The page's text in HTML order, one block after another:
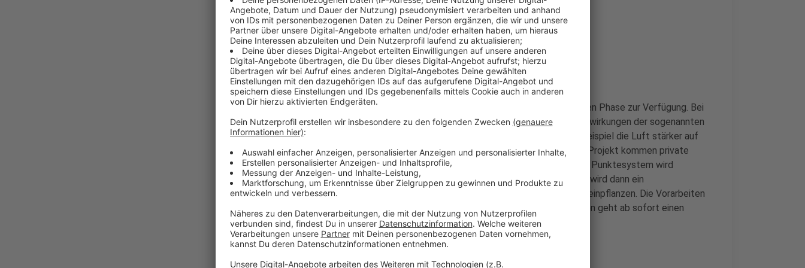
Wer kann sich wie bewerben?
Anzeige
200.000,- Euro – von der EU finanziert - stehen dafür in einer ersten Phase zur Verfügung. Bei
Erfolg soll es später eine zweite Phase geben. Ziel ist es, die Auswirkungen der sogenannten
Bodenversiegelung zu verringern. Versigelte Fläche heizen zum Beispiel die Luft stärker auf
und lassen bei Überflutungen weniger Wasser versickern. Für das Projekt kommen private
Flächen zwischen 10 und 200 Quadratmeter in Frage. Nach einem Punktesystem wird
entschieden, welche Interessenten zum Zuge kommen. Bei ihnen wird dann ein
Gartenbauunternehmen Pflanzen anliefern und auch fachgerecht einpflanzen. Die Vorarbeiten
müssen die Grundstückseigentümer selbst übernehmen. Bewerben geht ab sofort einen
Monat lang online.